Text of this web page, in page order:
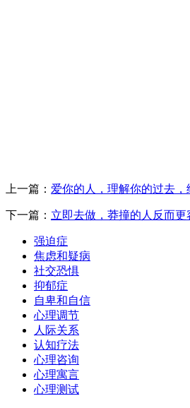
上一篇： 爱你的人，理解你的过去，
下一篇： 立即去做，莽撞的人反而更
强迫症
焦虑和疑病
社交恐惧
抑郁症
自卑和自信
心理调节
人际关系
认知疗法
心理咨询
心理寓言
心理测试